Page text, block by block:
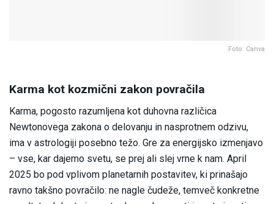
Foto: Canva
Karma kot kozmični zakon povračila
Karma, pogosto razumljena kot duhovna različica
Newtonovega zakona o delovanju in nasprotnem odzivu,
ima v astrologiji posebno težo. Gre za energijsko izmenjavo
– vse, kar dajemo svetu, se prej ali slej vrne k nam. April
2025 bo pod vplivom planetarnih postavitev, ki prinašajo
ravno takšno povračilo: ne nagle čudeže, temveč konkretne